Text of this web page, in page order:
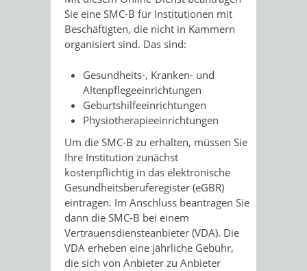
Sie eine SMC-B für Institutionen mit
Beschäftigten, die nicht in Kammern
organisiert sind. Das sind:
Gesundheits-, Kranken- und
Altenpflegeeinrichtungen
Geburtshilfeeinrichtungen
Physiotherapieeinrichtungen
Um die SMC-B zu erhalten, müssen Sie
Ihre Institution zunächst
kostenpflichtig in das elektronische
Gesundheitsberuferegister (eGBR)
eintragen. Im Anschluss beantragen Sie
dann die SMC-B bei einem
Vertrauensdiensteanbieter (VDA). Die
VDA erheben eine jährliche Gebühr,
die sich von Anbieter zu Anbieter